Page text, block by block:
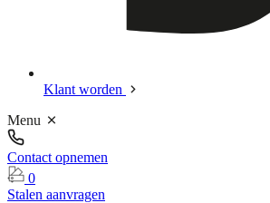
Klant worden
Menu
Contact opnemen
0
Stalen aanvragen